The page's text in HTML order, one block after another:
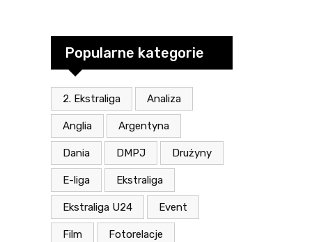
Popularne kategorie
2. Ekstraliga Analiza
Anglia Argentyna
Dania DMPJ Drużyny
E-liga Ekstraliga
Ekstraliga U24 Event
Film Fotorelacje